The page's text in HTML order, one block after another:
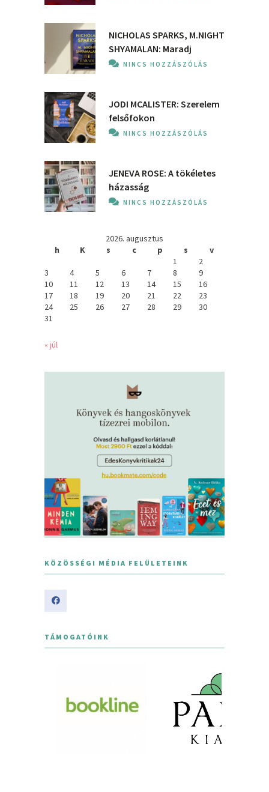
NICHOLAS SPARKS, M.NIGHT
SHYAMALAN: Maradj
NINCS HOZZÁSZÓLÁS
JODI MCALISTER: Szerelem
felsőfokon
NINCS HOZZÁSZÓLÁS
JENEVA ROSE: A ​tökéletes
házasság
NINCS HOZZÁSZÓLÁS
2026. augusztus
h
K s c p s
v
1
2
3
4 5 6 7 8
9
10
11 12 13 14 15
16
17
18 19 20 21 22
23
24
25 26 27 28 29
30
31
« júl
KÖZÖSSÉGI MÉDIA FELÜLETEINK
TÁMOGATÓINK